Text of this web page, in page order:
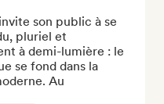
son public à se
pluriel et
à demi-lumière : le
se fond dans la
Au